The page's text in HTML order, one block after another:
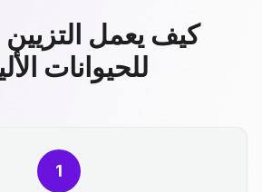
كيف يعمل التزيين
للحيوانات
1